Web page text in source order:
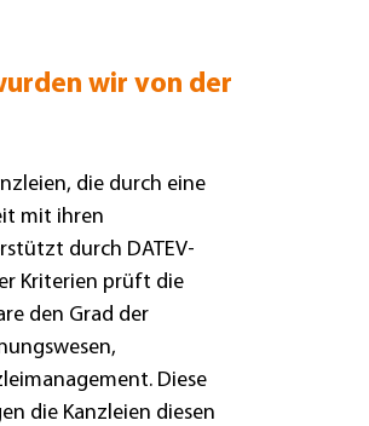
wir von der
die durch eine
mit ihren
durch DATEV-
Kriterien prüft die
den Grad der
Diese
die Kanzleien diesen